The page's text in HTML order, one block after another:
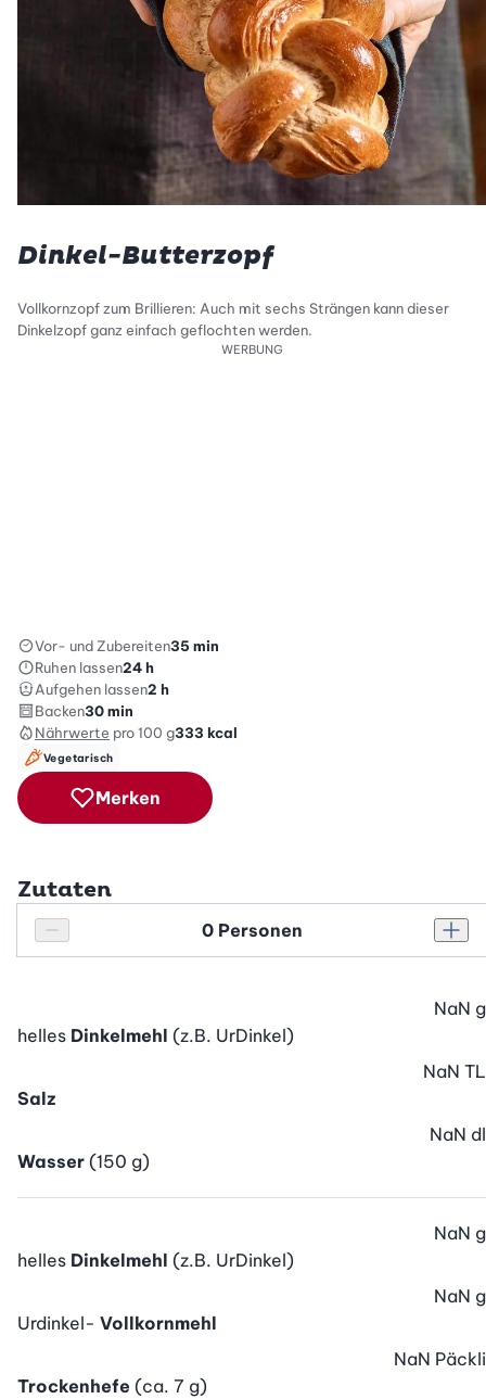
Dinkel-Butterzopf
Vollkornzopf zum Brillieren: Auch mit sechs Strängen kann dieser
Dinkelzopf ganz einfach geflochten werden.
WERBUNG
Vor- und Zubereiten35 min
Ruhen lassen24 h
Aufgehen lassen2 h
Backen30 min
Nährwerte pro 100 g333 kcal
Vegetarisch
Merken
Zutaten
Personenanzahl verringern
Personenanzahl
helles Dinkelmehl (z.B. UrDinkel)
NaN g
Salz
NaN TL
Wasser (150 g)
NaN dl
helles Dinkelmehl (z.B. UrDinkel)
NaN g
Urdinkel- Vollkornmehl
NaN g
Trockenhefe (ca. 7 g)
NaN Päckli